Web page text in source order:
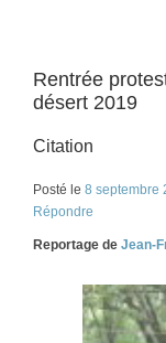
Rentrée
désert 2019
Citation
Posté le 8 septembre
Répondre
Reportage de Jean-